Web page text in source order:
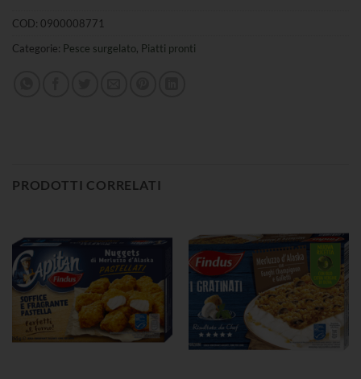
COD: 0900008771
Categorie: Pesce surgelato, Piatti pronti
PRODOTTI CORRELATI